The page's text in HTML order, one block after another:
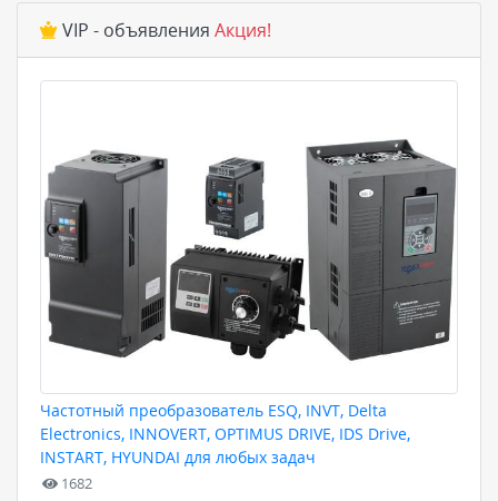
VIP - объявления Акция!
Частотный преобразователь ESQ, INVT, Delta
Electronics, INNOVERT, OPTIMUS DRIVE, IDS Drive,
INSTART, HYUNDAI для любых задач
1682